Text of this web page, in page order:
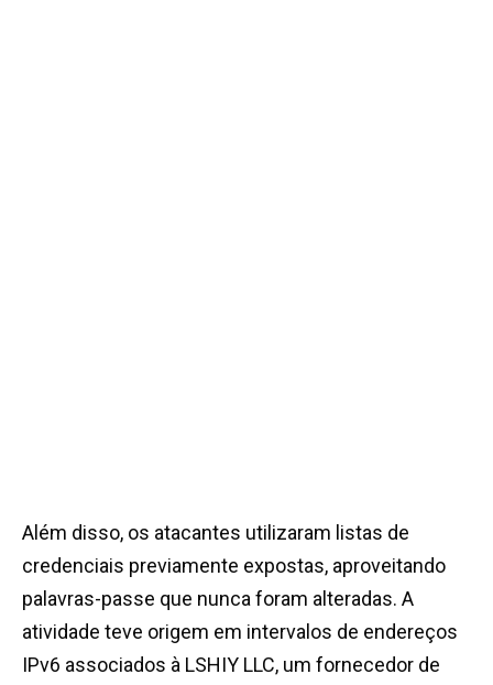
Além disso, os atacantes utilizaram listas de
credenciais previamente expostas, aproveitando
palavras-passe que nunca foram alteradas. A
atividade teve origem em intervalos de endereços
IPv6 associados à LSHIY LLC, um fornecedor de